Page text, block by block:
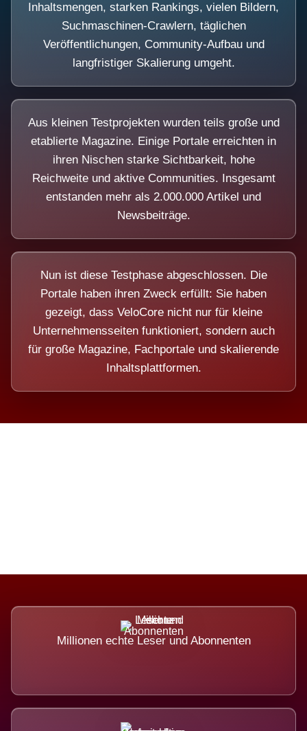
Inhaltsmengen, starken Rankings, vielen Bildern,
Suchmaschinen-Crawlern, täglichen
Veröffentlichungen, Community-Aufbau und
langfristiger Skalierung umgeht.
Aus kleinen Testprojekten wurden teils große und
etablierte Magazine. Einige Portale erreichten in
ihren Nischen starke Sichtbarkeit, hohe
Reichweite und aktive Communities. Insgesamt
entstanden mehr als 2.000.000 Artikel und
Newsbeiträge.
Nun ist diese Testphase abgeschlossen. Die
Portale haben ihren Zweck erfüllt: Sie haben
gezeigt, dass VeloCore nicht nur für kleine
Unternehmensseiten funktioniert, sondern auch
für große Magazine, Fachportale und skalierende
Inhaltsplattformen.
Millionen echte Leser und Abonnenten